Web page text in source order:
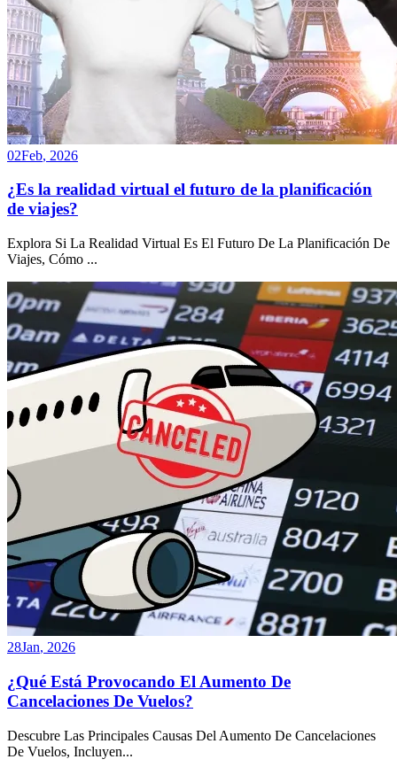
02Feb, 2026
¿Es la realidad virtual el futuro de la planificación
de viajes?
Explora Si La Realidad Virtual Es El Futuro De La Planificación De
Viajes, Cómo ...
28Jan, 2026
¿Qué Está Provocando El Aumento De
Cancelaciones De Vuelos?
Descubre Las Principales Causas Del Aumento De Cancelaciones
De Vuelos, Incluyen...